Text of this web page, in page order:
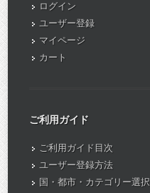
ログイン
ユーザー登録
マイページ
カート
ご利用ガイド
ご利用ガイド目次
ユーザー登録方法
国・都市・カテゴリー選択